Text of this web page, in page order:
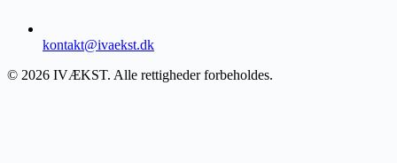
kontakt@ivaekst.dk
© 2026 IVÆKST. Alle rettigheder forbeholdes.